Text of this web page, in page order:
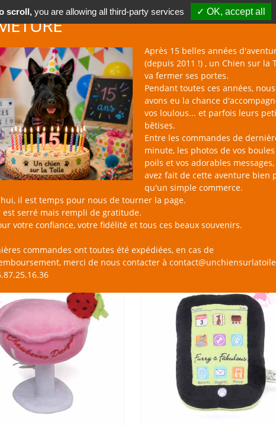
Après 15 belles années
(depuis 2011 !) , un Chien sur la
va fermer ses portes.
Pendant toutes ces années, nous
avons eu la chance
vos loulous... et parfois leurs
bêtises.
Entre les commandes de
minute, les photos de vos
poils et vos adorables messages,
avez fait de cette aventure bien
qu'un simple commerce.
il est temps pour nous de tourner la page.
est serré mais rempli de gratitude.
votre confiance, votre fidélité et tous ces beaux souvenirs.
commandes ont toutes été expédiées, en cas de
merci de nous contacter à
NAC NOUVEAUTÉS BLOG CONTACT
en Peluche pour Chien
la Toile, c'est une sélection de peluches moelleuses et douces
de couleurs et de styles pour plaire aux chiens de toutes tailles
scroll,you are allowing all third-party services ✓ OK, accept all